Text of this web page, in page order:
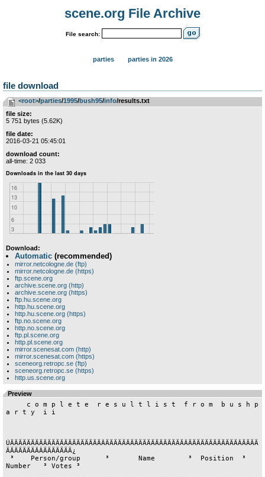
scene.org File Archive
File search:
parties parties in 2026
file download
<root>­/­parties­/­1995­/­bush95­/­info/results.txt
file size:
5 751 bytes (5.62K)
file date:
2016-03-21 05:45:01
download count:
all-time: 2 033
Download:
Automatic (recommended)
mirror.netcologne.de (ftp)
mirror.netcologne.de (https)
ftp.scene.org
archive.scene.org (http)
archive.scene.org (https)
ftp.hu.scene.org
http.hu.scene.org
http.hu.scene.org (https)
ftp.no.scene.org
http.no.scene.org
ftp.pl.scene.org
http.pl.scene.org
mirror.scenesat.com (http)
mirror.scenesat.com (https)
sceneorg.retropc.se (ftp)
sceneorg.retropc.se (https)
http.us.scene.org
Preview
a r t y  i i
ÚÄÄÄÄÄÄÄÄÄÄÄÄÄÄÄÄÄÄÄÄÄÄÂÄÄÄÄÄÄÄÄÄÄÄÄÄÄÄÄÄÄÄÂÄÄÄÄÄÄÄÄÄÄÄÄÂÄÄÄÄ
ÄÄÄÄÄÄÄÄÂÄÄÄÄÄÄÄ¿
Number   ³ Votes ³